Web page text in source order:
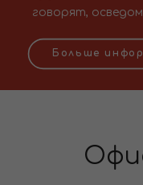
говорят,
Больше